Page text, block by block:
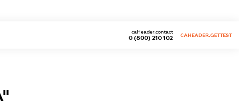
0 (800) 210 102
caHeader.contact
CAHEADER.GETTEST